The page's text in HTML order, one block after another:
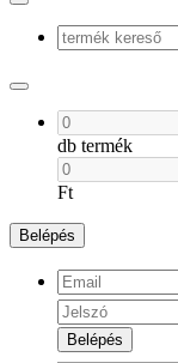
db termék
Ft
Belépés
Belépés